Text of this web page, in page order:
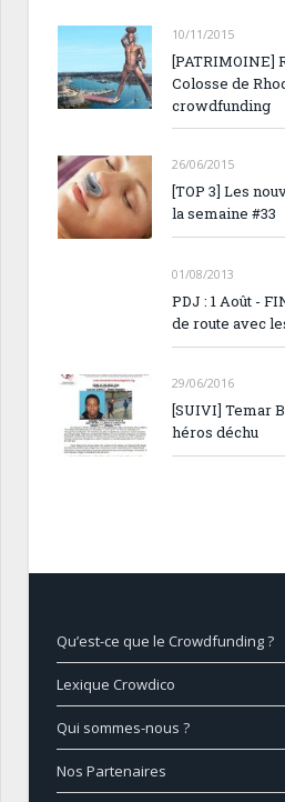
10/11/2015
[PATRIMOINE]
Colosse de
crowdfunding
26/06/2015
[TOP 3] Les
la semaine #33
01/08/2013
PDJ : 1 Août -
de route avec
29/06/2016
[SUIVI] Temar
héros déchu
Qu’est-ce que le Crowdfunding ?
Lexique Crowdico
Qui sommes-nous ?
Nos Partenaires